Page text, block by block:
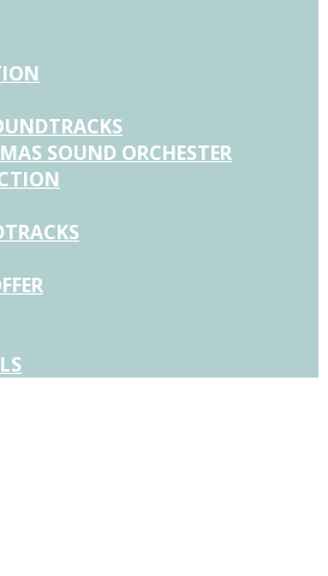
SOUND ORCHESTER